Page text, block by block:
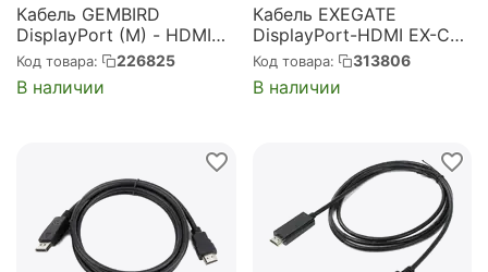
Кабель GEMBIRD
DisplayPort (M) - HDMI
(M), 10м (CC-DP-HDMI-
10M)
Код товара: 226825
В наличии
Кабель EXEGATE
DisplayPort-HDMI EX-CC-
DP-HDMI-1.8 (20M/19M,
1,8м, экран)
(EX284915RUS)
Код товара: 313806
В наличии